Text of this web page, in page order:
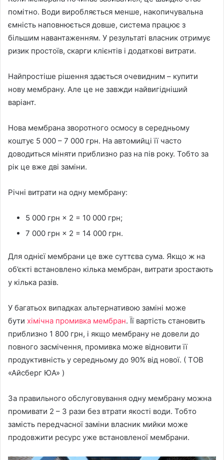
помітно. Води виробляється менше, накопичувальна
ємність наповнюється довше, система працює з
більшим навантаженням. У результаті власник отримує
ризик простоїв, скарги клієнтів і додаткові витрати.
Найпростіше рішення здається очевидним – купити
нову мембрану. Але це не завжди найвигідніший
варіант.
Нова мембрана зворотного осмосу в середньому
коштує 5 000 – 7 000 грн. На автомийці її часто
доводиться міняти приблизно раз на пів року. Тобто за
рік це вже дві заміни.
Річні витрати на одну мембрану:
5 000 грн × 2 = 10 000 грн;
7 000 грн × 2 = 14 000 грн.
Для однієї мембрани це вже суттєва сума. Якщо ж на
об’єкті встановлено кілька мембран, витрати зростають
у кілька разів.
У багатьох випадках альтернативою заміні може
бути хімічна промивка мембран. Її вартість становить
приблизно 1 800 грн, і якщо мембрану не довели до
повного засмічення, промивка може відновити її
продуктивність у середньому до 90% від нової. ( ТОВ
«Айсберг ЮА» )
За правильного обслуговування одну мембрану можна
промивати 2 – 3 рази без втрати якості води. Тобто
замість передчасної заміни власник мийки може
продовжити ресурс уже встановленої мембрани.